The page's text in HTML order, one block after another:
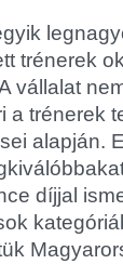
trénerek
vállalat
a trénerek
alapján.
díjjal